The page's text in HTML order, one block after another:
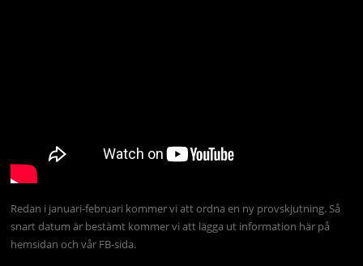
Redan i januari-februari kommer vi att ordna en ny provskjutning. Så
snart datum är bestämt kommer vi att lägga ut information här på
hemsidan och vår FB-sida.